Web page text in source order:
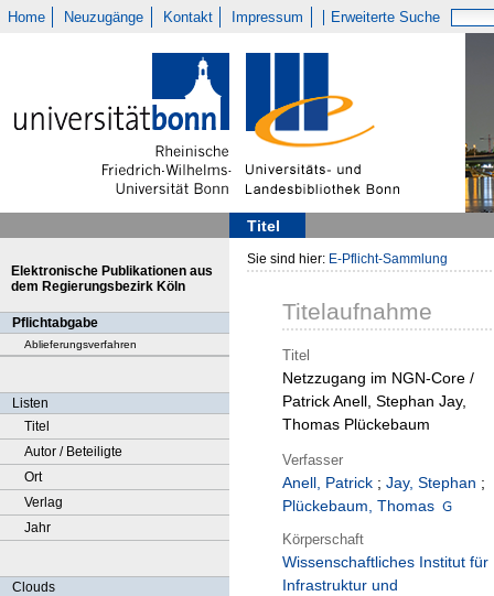
Home Neuzugänge Kontakt Impressum Erweiterte Suche
Titel
Elektronische Publikationen aus
dem Regierungsbezirk Köln
Pflichtabgabe
Ablieferungsverfahren
Listen
Titel
Autor / Beteiligte
Ort
Verlag
Jahr
Clouds
Sie sind hier: E-Pflicht-Sammlung
Titelaufnahme
Titel
Netzzugang im NGN-Core /
Patrick Anell, Stephan Jay,
Thomas Plückebaum
Verfasser
Anell, Patrick ; Jay, Stephan ;
Plückebaum, Thomas
Körperschaft
Wissenschaftliches Institut für
Infrastruktur und